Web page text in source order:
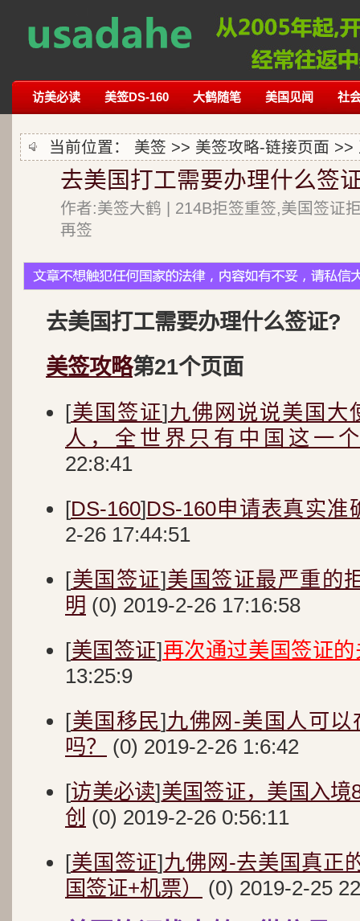
访美必读 美签DS-160 大鹤随笔 美国见闻 社
当前位置： 美签 >> 美签攻略-链接页面 >>
去美国打工需要办理什么签
作者:美签大鹤 | 214B拒签重签,美国签证
再签
去美国打工需要办理什么签证?
美签攻略第21个页面
[美国签证]九佛网说说美国大
人，全世界只有中国这一
22:8:41
[DS-160]DS-160申请表真实准
2-26 17:44:51
[美国签证]美国签证最严重的
明 (0) 2019-2-26 17:16:58
[美国签证]再次通过美国签证
13:25:9
[美国移民]九佛网-美国人可
吗？
(0) 2019-2-26 1:6:42
[访美必读]美国签证，美国入
创 (0) 2019-2-26 0:56:11
[美国签证]九佛网-去美国真正
国签证+机票）
(0) 2019-2-25